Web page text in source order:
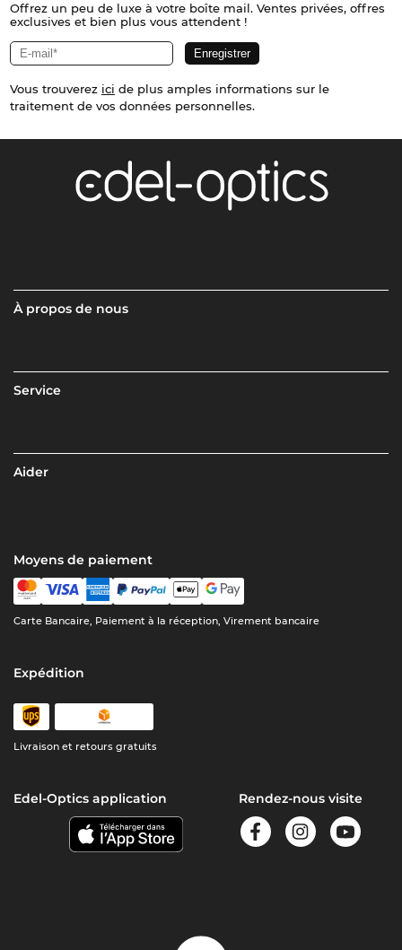
Offrez un peu de luxe à votre boîte mail. Ventes privées, offres
exclusives et bien plus vous attendent !
Vous trouverez ici de plus amples informations sur le
traitement de vos données personnelles.
À propos de nous
Service
Aider
Moyens de paiement
Carte Bancaire, Paiement à la réception, Virement bancaire
Expédition
Livraison et retours gratuits
Edel-Optics application Rendez-nous visite